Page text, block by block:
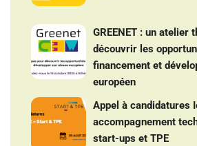
GREENET : un atelier
découvrir les
financement et
européen
Appel à candidatures
accompagnement
start-ups et TPE